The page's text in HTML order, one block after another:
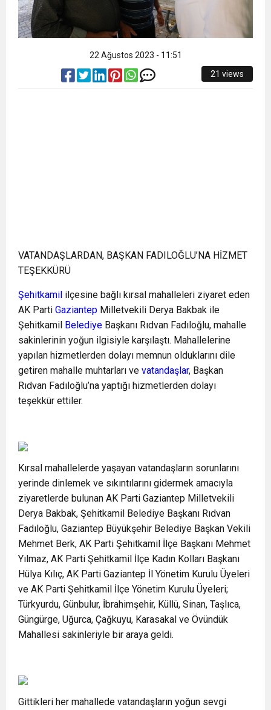
22 Ağustos 2023 - 11:51
21 views
VATANDAŞLARDAN, BAŞKAN FADILOĞLU’NA HİZMET
TEŞEKKÜRÜ
Şehitkamil ilçesine bağlı kırsal mahalleleri ziyaret eden
AK Parti Gaziantep Milletvekili Derya Bakbak ile
Şehitkamil Belediye Başkanı Rıdvan Fadıloğlu, mahalle
sakinlerinin yoğun ilgisiyle karşılaştı. Mahallelerine
yapılan hizmetlerden dolayı memnun olduklarını dile
getiren mahalle muhtarları ve vatandaşlar, Başkan
Rıdvan Fadıloğlu’na yaptığı hizmetlerden dolayı
teşekkür ettiler.
Kırsal mahallelerde yaşayan vatandaşların sorunlarını
yerinde dinlemek ve sıkıntılarını gidermek amacıyla
ziyaretlerde bulunan AK Parti Gaziantep Milletvekili
Derya Bakbak, Şehitkamil Belediye Başkanı Rıdvan
Fadıloğlu, Gaziantep Büyükşehir Belediye Başkan Vekili
Mehmet Berk, AK Parti Şehitkamil İlçe Başkanı Mehmet
Yılmaz, AK Parti Şehitkamil İlçe Kadın Kolları Başkanı
Hülya Kılıç, AK Parti Gaziantep İl Yönetim Kurulu Üyeleri
ve AK Parti Şehitkamil İlçe Yönetim Kurulu Üyeleri;
Türkyurdu, Günbulur, İbrahimşehir, Küllü, Sinan, Taşlıca,
Güngürge, Uğurca, Çağkuyu, Karasakal ve Övündük
Mahallesi sakinleriyle bir araya geldi.
Gittikleri her mahallede vatandaşların yoğun sevgi